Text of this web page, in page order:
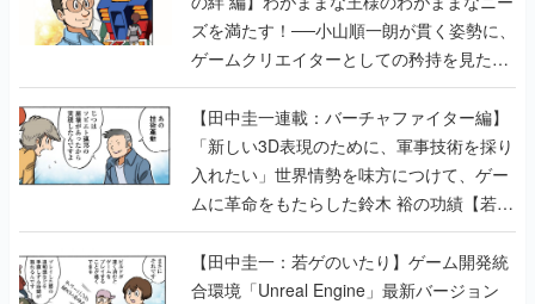
ズを満たす！──小山順一朗が貫く姿勢に、
ゲームクリエイターとしての矜持を見た
【若ゲのいたり最終回】
【田中圭一連載：バーチャファイター編】
「新しい3D表現のために、軍事技術を採り
入れたい」世界情勢を味方につけて、ゲー
ムに革命をもたらした鈴木 裕の功績【若ゲ
のいたり】
【田中圭一：若ゲのいたり】ゲーム開発統
合環境「Unreal Engine」最新バージョン